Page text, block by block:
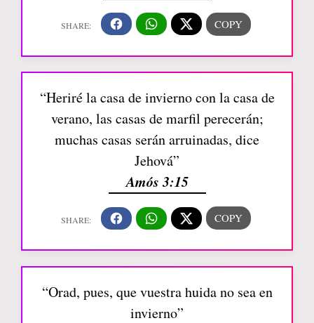
“Heriré la casa de invierno con la casa de
verano, las casas de marfil perecerán;
muchas casas serán arruinadas, dice
Jehová”
Amós 3:15
“Orad, pues, que vuestra huida no sea en
invierno”